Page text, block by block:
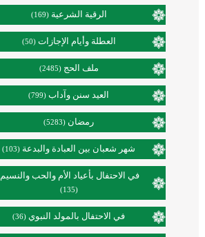
الرقية الشرعية (169)
العطلة وأيام الإجازات (50)
ملف الحج (2485)
العيد سنن وآداب (799)
رمضان (5283)
شهر شعبان بين العبادة والبدعة (103)
في الاحتفال بأعياد الأم والحب والنسيم
(135)
في الاحتفال بالمولد النبوي (36)